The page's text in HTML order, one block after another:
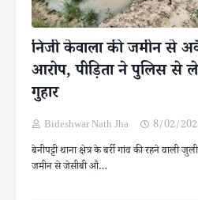
निजी केवाला की जमीन से
आरोप, पीड़िता ने पुलिस से
गुहार
Bideshwar Nath Jha
8/02/
बेनीपट्टी थाना क्षेत्र के बर्री गांव की रहने वाली
जमीन से जेसीबी औ…